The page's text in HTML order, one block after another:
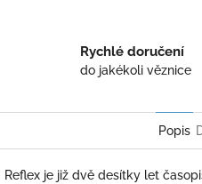
Rychlé doručení
do jakékoli věznice
Popis
Reflex je již dvě desítky let